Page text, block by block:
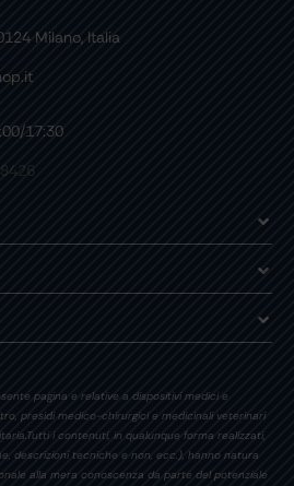
Milano, Italia
17:30
pagina e relative a dispositivi medici e
presidi medico-chirurgici e medicinali veterinari
i contenuti, in qualunque forma realizzati,
descrizioni tecniche e non, ecc.), hanno natura
alla mera conoscenza da parte del potenziale